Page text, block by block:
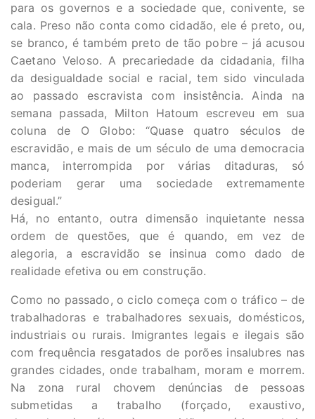
para os governos e a sociedade que, conivente, se
cala. Preso não conta como cidadão, ele é preto, ou,
se branco, é também preto de tão pobre – já acusou
Caetano Veloso. A precariedade da cidadania, filha
da desigualdade social e racial, tem sido vinculada
ao passado escravista com insistência. Ainda na
semana passada, Milton Hatoum escreveu em sua
coluna de O Globo: “Quase quatro séculos de
escravidão, e mais de um século de uma democracia
manca, interrompida por várias ditaduras, só
poderiam gerar uma sociedade extremamente
desigual.”
Há, no entanto, outra dimensão inquietante nessa
ordem de questões, que é quando, em vez de
alegoria, a escravidão se insinua como dado de
realidade efetiva ou em construção.
Como no passado, o ciclo começa com o tráfico – de
trabalhadoras e trabalhadores sexuais, domésticos,
industriais ou rurais. Imigrantes legais e ilegais são
com frequência resgatados de porões insalubres nas
grandes cidades, onde trabalham, moram e morrem.
Na zona rural chovem denúncias de pessoas
submetidas a trabalho (forçado, exaustivo,